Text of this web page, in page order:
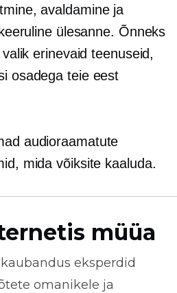
avaldamine ja
ülesanne. Õnneks
erinevaid teenuseid,
osadega teie eest
audioraamatute
mida võiksite kaaluda.
müüa
eksperdid
omanikele ja